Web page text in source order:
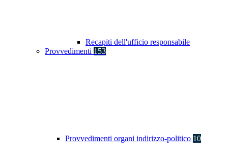
Recapiti dell'ufficio responsabile
Provvedimenti 153
Provvedimenti organi indirizzo-politico 10